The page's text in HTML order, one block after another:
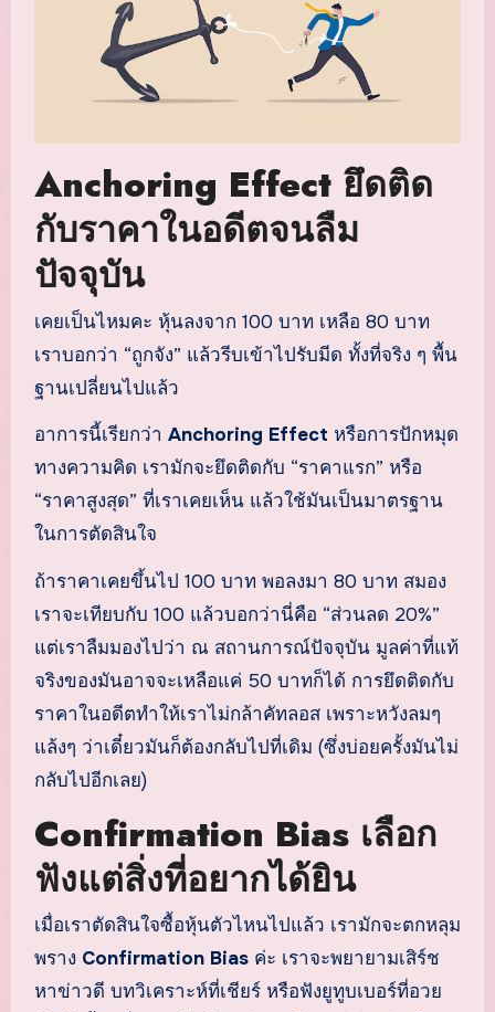
Anchoring Effect ยึดติด
กับราคาในอดีตจนลืม
ปัจจุบัน
เคยเป็นไหมคะ หุ้นลงจาก 100 บาท เหลือ 80 บาท
เราบอกว่า “ถูกจัง” แล้วรีบเข้าไปรับมีด ทั้งที่จริง ๆ พื้น
ฐานเปลี่ยนไปแล้ว
อาการนี้เรียกว่า Anchoring Effect หรือการปักหมุด
ทางความคิด เรามักจะยึดติดกับ “ราคาแรก” หรือ
“ราคาสูงสุด” ที่เราเคยเห็น แล้วใช้มันเป็นมาตรฐาน
ในการตัดสินใจ
ถ้าราคาเคยขึ้นไป 100 บาท พอลงมา 80 บาท สมอง
เราจะเทียบกับ 100 แล้วบอกว่านี่คือ “ส่วนลด 20%”
แต่เราลืมมองไปว่า ณ สถานการณ์ปัจจุบัน มูลค่าที่แท้
จริงของมันอาจจะเหลือแค่ 50 บาทก็ได้ การยึดติดกับ
ราคาในอดีตทำให้เราไม่กล้าคัทลอส เพราะหวังลมๆ
แล้งๆ ว่าเดี๋ยวมันก็ต้องกลับไปที่เดิม (ซึ่งบ่อยครั้งมันไม่
กลับไปอีกเลย)
Confirmation Bias เลือก
ฟังแต่สิ่งที่อยากได้ยิน
เมื่อเราตัดสินใจซื้อหุ้นตัวไหนไปแล้ว เรามักจะตกหลุม
พราง Confirmation Biasค่ะ เราจะพยายามเสิร์ช
หาข่าวดี บทวิเคราะห์ที่เชียร์ หรือฟังยูทูบเบอร์ที่อวย